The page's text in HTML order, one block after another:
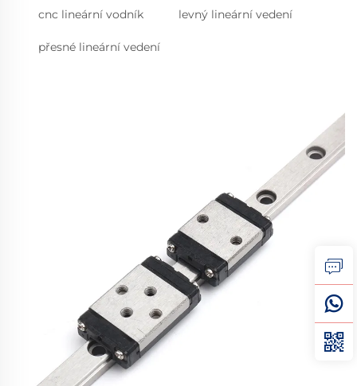
cnc lineární vodník levný lineární vedení
přesné lineární vedení